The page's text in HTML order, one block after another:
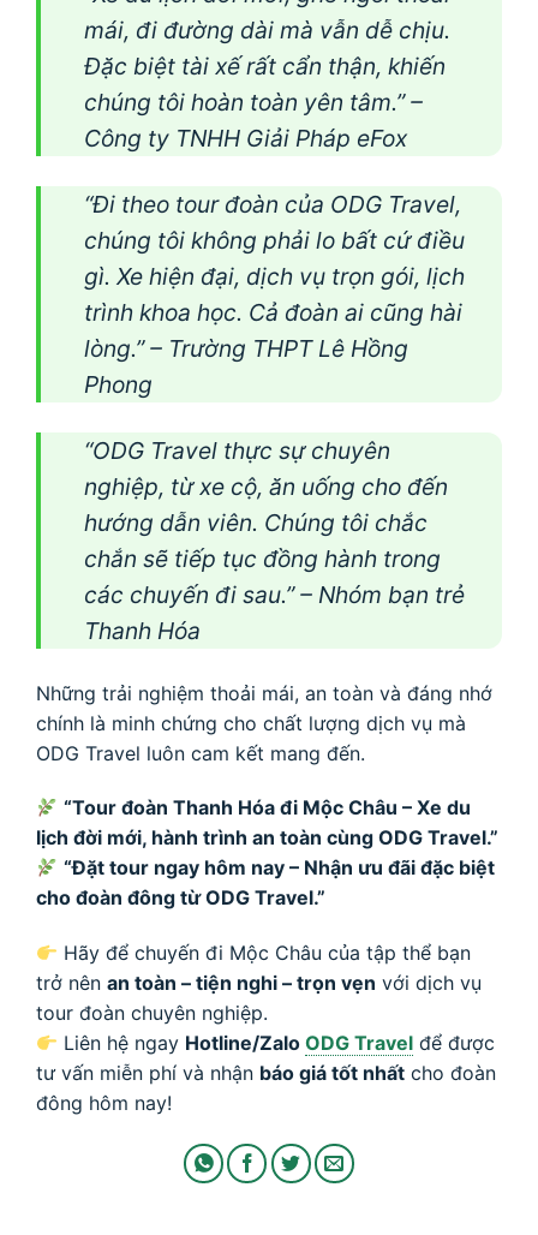
mái, đi đường dài mà vẫn dễ chịu.
Đặc biệt tài xế rất cẩn thận, khiến
chúng tôi hoàn toàn yên tâm.” –
Công ty TNHH Giải Pháp eFox
“Đi theo tour đoàn của ODG Travel,
chúng tôi không phải lo bất cứ điều
gì. Xe hiện đại, dịch vụ trọn gói, lịch
trình khoa học. Cả đoàn ai cũng hài
lòng.” – Trường THPT Lê Hồng
Phong
“ODG Travel thực sự chuyên
nghiệp, từ xe cộ, ăn uống cho đến
hướng dẫn viên. Chúng tôi chắc
chắn sẽ tiếp tục đồng hành trong
các chuyến đi sau.” – Nhóm bạn trẻ
Thanh Hóa
Những trải nghiệm thoải mái, an toàn và đáng nhớ
chính là minh chứng cho chất lượng dịch vụ mà
ODG Travel luôn cam kết mang đến.
“Tour đoàn Thanh Hóa đi Mộc Châu – Xe du
lịch đời mới, hành trình an toàn cùng ODG Travel.”
“Đặt tour ngay hôm nay – Nhận ưu đãi đặc biệt
cho đoàn đông từ ODG Travel.”
Hãy để chuyến đi Mộc Châu của tập thể bạn
trở nên an toàn – tiện nghi – trọn vẹn với dịch vụ
tour đoàn chuyên nghiệp.
Liên hệ ngay Hotline/ZaloODG Travel để được
tư vấn miễn phí và nhận báo giá tốt nhất cho đoàn
đông hôm nay!